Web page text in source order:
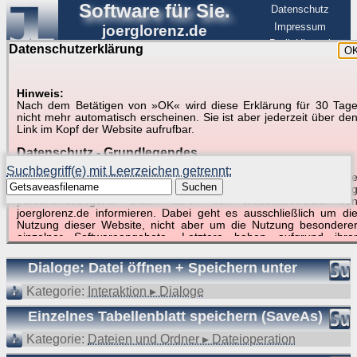
Datenschutzerklärung
Hinweis:
Nach dem Betätigen von »OK« wird diese Erklärung für 30 Tage
nicht mehr automatisch erscheinen. Sie ist aber jederzeit über den
Link im Kopf der Website aufrufbar.
Datenschutz - Grundlegendes
Diese Datenschutzerklärung soll die Nutzer dieser Website über die
Art, den Umfang und den Zweck der Erhebung und Verwendung
personenbezogener Daten durch den Websitebetreiber von
joerglorenz.de informieren. Dabei geht es ausschließlich um die
Nutzung dieser Website, nicht aber um die Nutzung besonderer
einzelner Softwareangebote. Letztere haben aufgrund ihrer
gespeichert werden müssen, die für das Funktionieren erforderlich
sind. Hier ist es wichtig, dass Sie selbst zum Testen dieser
Funktionen möglichst erfundene Daten verwenden. Ansonsten wird
auf die spezifischen Besonderheiten beim jeweiligen Angebot
gesondert hingewiesen.
Generell gilt: Wenn Sie ein Angebot bei den Add-Ins nutzen, bei
dem Daten übertragen werden, werden diese Daten auf dem
Software für Sie.
joerglorenz.de
Datenschutz
Impressum
BerlinHimmel
Suche in Beispielen und Tipps zu Excel und
VBA
Suchbegriff(e) mit Leerzeichen getrennt:
Suchen
Suchergebnisse (5 Treffer, 1 Begriff)
Dialoge: Datei öffnen + Speichern unter
Kategorie: Interaktion ▸ Dialoge
Einzelnes Tabellenblatt speichern (SaveAs)
Kategorie: Dateien und Ordner ▸ Dateioperation